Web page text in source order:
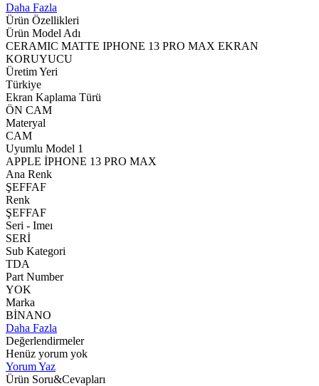
Daha Fazla
Ürün Özellikleri
Ürün Model Adı
CERAMIC MATTE IPHONE 13 PRO MAX EKRAN
KORUYUCU
Üretim Yeri
Türkiye
Ekran Kaplama Türü
ÖN CAM
Materyal
CAM
Uyumlu Model 1
APPLE İPHONE 13 PRO MAX
Ana Renk
ŞEFFAF
Renk
ŞEFFAF
Seri - Imeı
SERİ
Sub Kategori
TDA
Part Number
YOK
Marka
BİNANO
Daha Fazla
Değerlendirmeler
Henüz yorum yok
Yorum Yaz
Ürün Soru&Cevapları